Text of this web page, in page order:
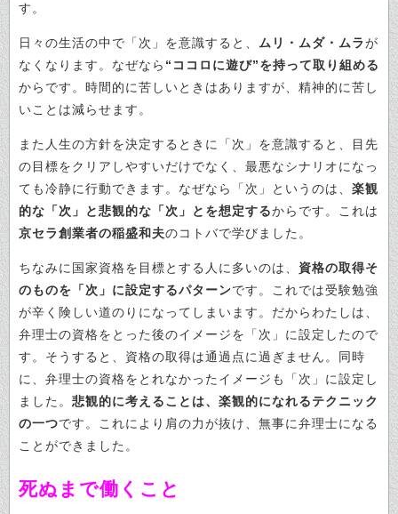
す。
日々の生活の中で「次」を意識すると、 ムリ・ムダ・ムラが
なくなります。なぜなら “ココロに遊び”を持って取り組める
からです。時間的に苦しいときはありますが、精神的に苦し
いことは減らせます。
また人生の方針を決定するときに「次」を意識すると、目先
の目標をクリアしやすいだけでなく、 最悪なシナリオになっ
ても冷静に行動できます。なぜなら「次」というのは、 楽観
的な「次」と悲観的な「次」とを想定するからです。これは
京セラ創業者の稲盛和夫のコトバで学びました。
ちなみに国家資格を目標とする人に多いのは、 資格の取得そ
のものを「次」に設定するパターンです。これでは受験勉強
が辛く険しい道のりになってしまいます。だからわたしは、
弁理士の資格をとった後のイメージを「次」に設定したので
す。そうすると、資格の取得は通過点に過ぎません。同時
に、弁理士の資格をとれなかったイメージも「次」に設定し
ました。 悲観的に考えることは、楽観的になれるテクニック
の一つです。これにより肩の力が抜け、無事に弁理士になる
ことができました。
死ぬまで働くこと